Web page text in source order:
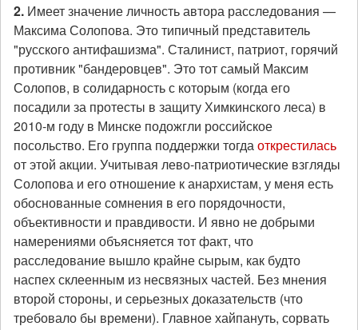
2. Имеет значение личность автора расследования —
Максима Солопова. Это типичный представитель
"русского антифашизма". Сталинист, патриот, горячий
противник "бандеровцев". Это тот самый Максим
Солопов, в солидарность с которым (когда его
посадили за протесты в защиту Химкинского леса) в
2010-м году в Минске подожгли российское
посольство. Его группа поддержки тогдаоткрестилась
от этой акции. Учитывая лево-патриотические взгляды
Солопова и его отношение к анархистам, у меня есть
обоснованные сомнения в его порядочности,
объективности и правдивости. И явно не добрыми
намерениями объясняется тот факт, что
расследование вышло крайне сырым, как будто
наспех склеенным из несвязных частей. Без мнения
второй стороны, и серьезных доказательств (что
требовало бы времени). Главное хайпануть, сорвать